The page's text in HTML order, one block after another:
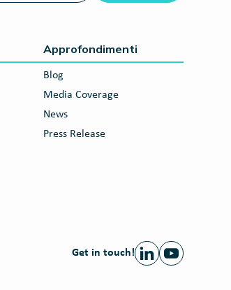
Approfondimenti
Blog
Media Coverage
News
Press Release
Get in touch!